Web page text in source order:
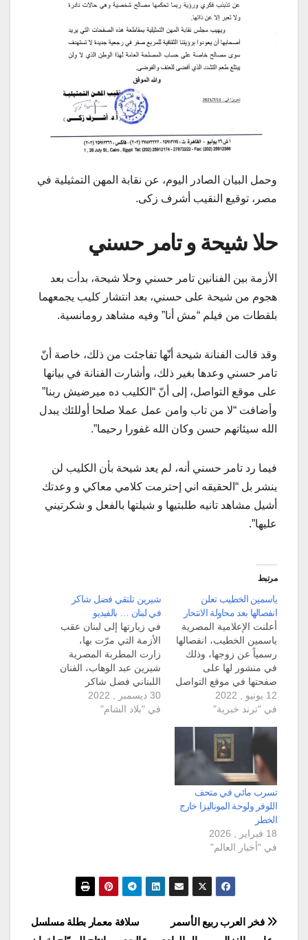
وحمل البيان الصادر اليوم، عن نقابة المهن التمثيلية في
مصر، توقيع النقيب أشرف زكى.
حلا شيحة و تامر حسني
الأزمة بين الفنانين تامر حسني وحلا شيحة، بدأت بعد
هجوم من شيحة على حسني، بعد انتشار كليب يجمعهما
بلقطات من فيلم “مش أنا” وفيه مشاهد رومانسية.
وقد قالت الفنانة شيحة أنّها تفاجئت من ذلك، خاصة أنّ
تامر حسني وعدها بغير ذلك، وأشارت الفنانة في بيانها
على موقع التواصل، إلى أنّ “الكليب ده ميرضيش ربنا”
وأضافت “لا من تاب وامن عمل عملا صلحا أوللئك يبدل
الله سيئاتهم حسن وكان الله غفورا رحيما”.
فيما رد تامر حسني أنه، لم يعد شيحة بأن الكليب لن
ينشر بل “الحقيقه اني إحترمت كلامي معاكي و وعدتك
أشيل مشاهد تانيه طلبتيها و شيلتها بالفعل و شكرتيني
عليها”.
مرتبط
ياسمين الخطيب تعلن
انفصالها بعد محاولة الانتحار
أعلنت الإعلامية المصرية
ياسمين الخطيب، انفصالها
رسمياً عن زوجها، وذلك
في منشور لها على
صفحتها في موقع التواصل
فيسبوك، صباح يوم أمس
السبت. وجاء إعلان
بجملة "تم رسميا الانفصال
عن أ. رمضان حسني"،
عقب ساعات من محاولتها
الانتحار. بالإضافة إلى ذلك
طلبت الإعلامية المصرية
من أصدقائها أن…
12 يونيو , 2022
في "ترند خبرية"
شيرين تلتقي فضل شاكر
في لبنان … بالفيديو
في زيارتها إلى لبنان عقب
الأزمة التي مرّت بها،
زارت المطربة المصرية
شيرين عبد الوهاب، الفنان
اللبناني فضل شاكر
الهارب من تنفيذ أحكام
بالسجن بحقه، ونشرا
30 ديسمبر , 2022
في "بلاد الشام"
تسرب مائي في متحف
اللوفر ولوحة الموناليزا خارج
الخطر
18 فبراير , 2026
في "أخبار العالم"
تصفّح
سلافة معمار بطلة مسلسل
فخر العرب ربيع الأسمر